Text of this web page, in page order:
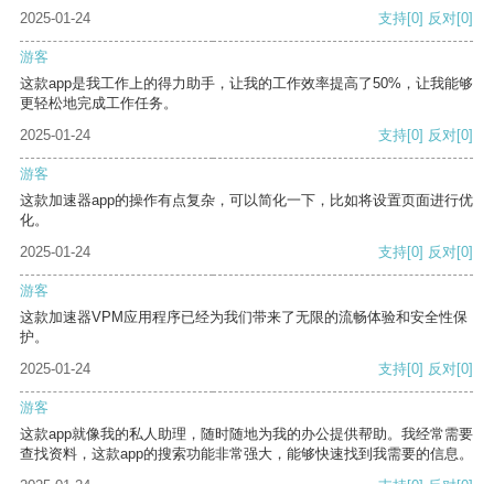
2025-01-24
支持[0] 反对[0]
游客
这款app是我工作上的得力助手，让我的工作效率提高了50%，让我能够
更轻松地完成工作任务。
2025-01-24
支持[0] 反对[0]
游客
这款加速器app的操作有点复杂，可以简化一下，比如将设置页面进行优
化。
2025-01-24
支持[0] 反对[0]
游客
这款加速器VPM应用程序已经为我们带来了无限的流畅体验和安全性保
护。
2025-01-24
支持[0] 反对[0]
游客
这款app就像我的私人助理，随时随地为我的办公提供帮助。我经常需要
查找资料，这款app的搜索功能非常强大，能够快速找到我需要的信息。